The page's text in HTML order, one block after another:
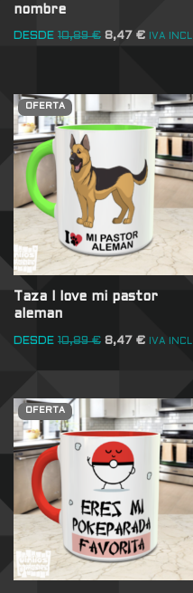
nombre
DESDE 10,89€ 8,47 € IVA INCL
OFERTA
Taza I love mi pastor
aleman
DESDE 10,89€ 8,47 € IVA INCL
OFERTA